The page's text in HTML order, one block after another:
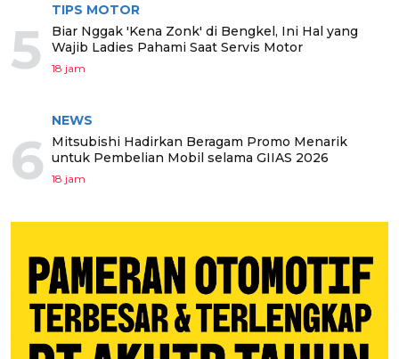
5
TIPS MOTOR
Biar Nggak 'Kena Zonk' di Bengkel, Ini Hal yang
Wajib Ladies Pahami Saat Servis Motor
18 jam
6
NEWS
Mitsubishi Hadirkan Beragam Promo Menarik
untuk Pembelian Mobil selama GIIAS 2026
18 jam